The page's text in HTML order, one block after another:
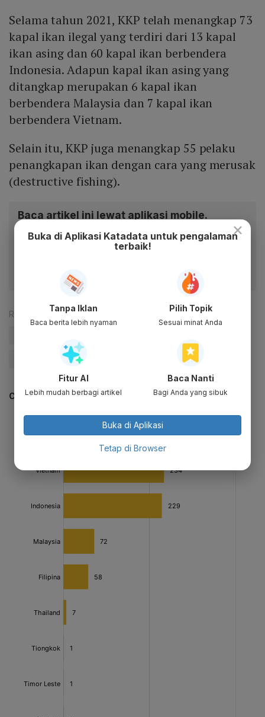
Selama tahun 2021, KKP telah menangkap 73
kapal ikan ilegal yang terdiri dari 13 kapal
ikan asing dan 60 kapal ikan berbendera
Indonesia. Adapun kapal ikan asing yang
ditangkap merupakan 6 kapal ikan
berbendera Malaysia dan 7 kapal ikan
berbendera Vietnam.
Selain itu, KKP juga menangkap 55 pelaku
penangkapan ikan dengan cara yang merusak
(destructive fishing).
Baca artikel ini lewat aplikasi mobile.
Dapatkan pengalaman membaca lebih nyaman dan nikmati
fitur menarik lainnya lewat aplikasi mobile Katadata.
Reporter: Antara
#Kementerian Kelautan dan Perikanan (KKP)
CEK JUGA DATA INI
×
Buka di Aplikasi Katadata untuk pengalaman
terbaik!
Tanpa Iklan
Baca berita lebih nyaman
Pilih Topik
Sesuai minat Anda
Fitur AI
Lebih mudah berbagi artikel
Baca Nanti
Bagi Anda yang sibuk
Buka di Aplikasi
Tetap di Browser